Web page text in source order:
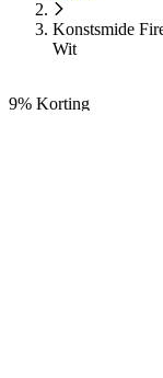
Konstsmide
Wit
9% Korting